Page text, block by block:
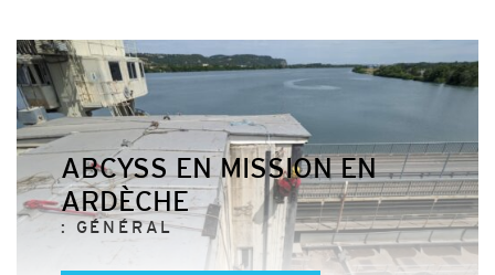
ABCYSS EN MISSION EN
ARDÈCHE
: GÉNÉRAL